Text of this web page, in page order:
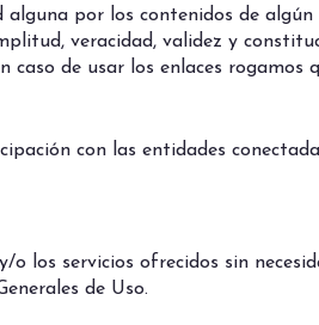
alguna por los contenidos de algún
veracidad, validez y
de usar los enlaces rogamos
con las entidades
los servicios ofrecidos sin
de Uso.